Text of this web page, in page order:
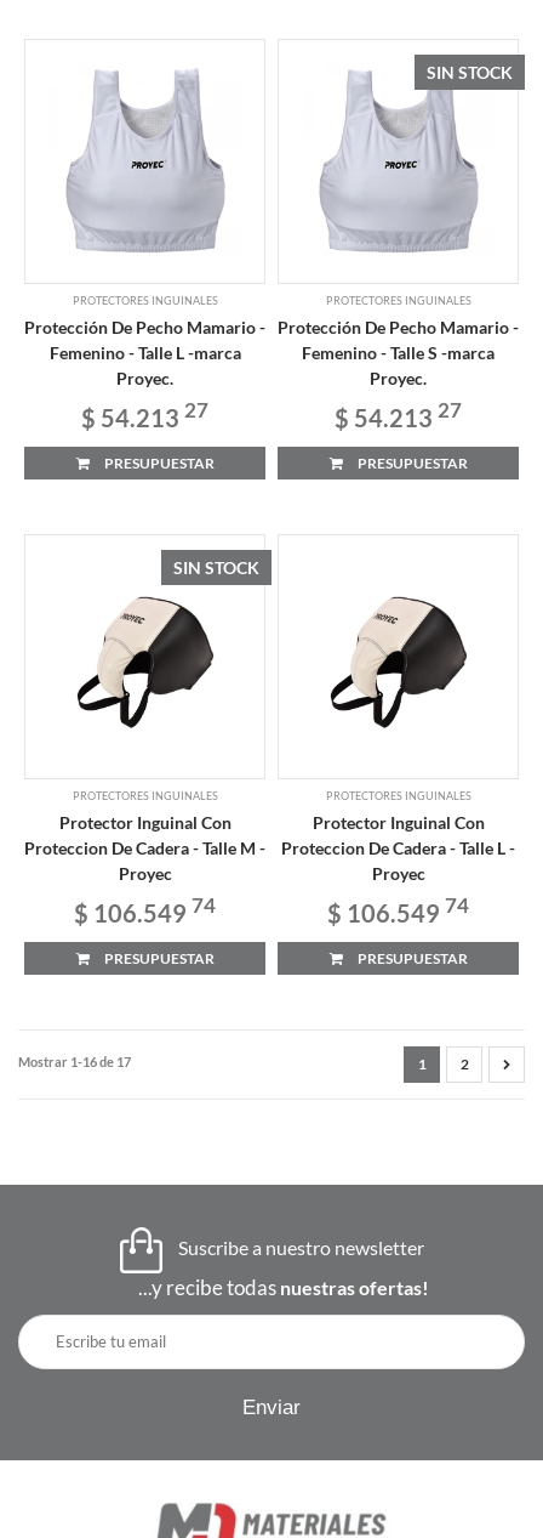
PROTECTORES INGUINALES
Protección De Pecho Mamario -
Femenino - Talle L -marca
Proyec.
$ 54.213 27
PRESUPUESTAR
SIN STOCK
PROTECTORES INGUINALES
Protección De Pecho Mamario -
Femenino - Talle S -marca
Proyec.
$ 54.213 27
PRESUPUESTAR
SIN STOCK
PROTECTORES INGUINALES
Protector Inguinal Con
Proteccion De Cadera - Talle M -
Proyec
$ 106.549 74
PRESUPUESTAR
PROTECTORES INGUINALES
Protector Inguinal Con
Proteccion De Cadera - Talle L -
Proyec
$ 106.549 74
PRESUPUESTAR
Mostrar 1-16 de 17 1 2
Suscribe a nuestro newsletter
...y recibe todas nuestras ofertas!